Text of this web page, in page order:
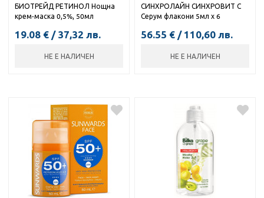
БИОТРЕЙД РЕТИНОЛ Нощна
крем-маска 0,5%, 50мл
19.08 € / 37,32 лв.
НЕ Е НАЛИЧЕН
СИНХРОЛАЙН СИНХРОВИТ С
Серум флакони 5мл х 6
56.55 € / 110,60 лв.
НЕ Е НАЛИЧЕН